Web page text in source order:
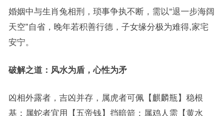
婚姻中与生肖兔相刑，琐事争执不断，需以“退一步海阔
天空”自省，晚年若积善行德，子女缘分极为难得,家宅
安宁。
破解之道：风水为盾，心性为矛
凶相外露者，吉凶并存，属虎者可佩【麒麟瓶】稳根
基；属蛇者宜用【五帝钱】挡暗箭；属鸡人需【黄水